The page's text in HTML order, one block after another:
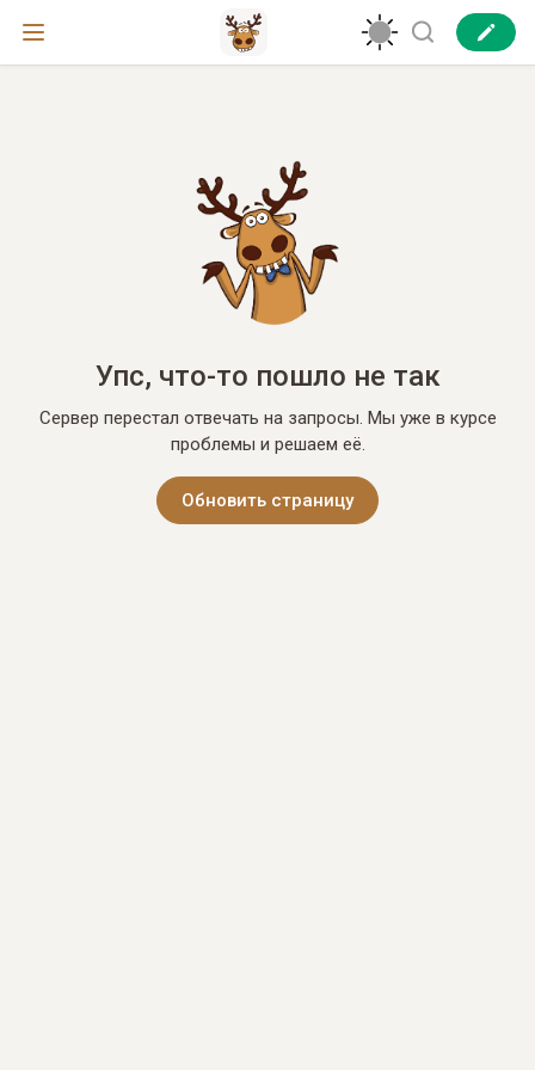
Упс, что-то пошло не так
Сервер перестал отвечать на запросы. Мы уже в курсе
проблемы и решаем её.
Обновить страницу